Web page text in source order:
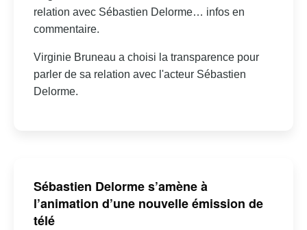
relation avec Sébastien Delorme… infos en
commentaire.
Virginie Bruneau a choisi la transparence pour
parler de sa relation avec l'acteur Sébastien
Delorme.
Sébastien Delorme s’amène à
l’animation d’une nouvelle émission de
télé